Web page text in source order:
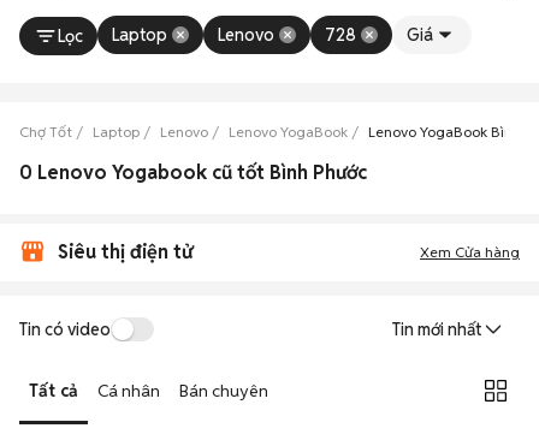
Lọc Laptop Lenovo 728 Giá
Chợ Tốt Laptop Lenovo Lenovo YogaBook Lenovo YogaBook Bình
0 Lenovo Yogabook cũ tốt Bình Phước
Siêu thị điện tử Xem Cửa hàng
Tin có video Tin mới nhất
Tất cả Cá nhân Bán chuyên